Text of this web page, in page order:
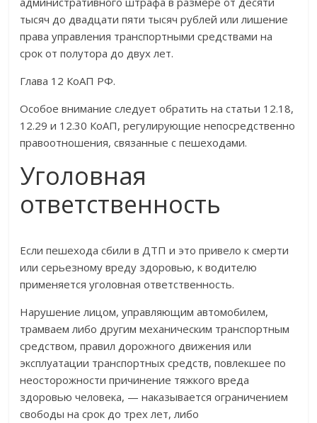
тысяч до двадцати пяти тысяч рублей или лишение
права управления транспортными средствами на
срок от полутора до двух лет.
Глава 12 КоАП РФ.
Особое внимание следует обратить на статьи 12.18,
12.29 и 12.30 КоАП, регулирующие непосредственно
правоотношения, связанные с пешеходами.
Уголовная
ответственность
Если пешехода сбили в ДТП и это привело к смерти
или серьезному вреду здоровью, к водителю
применяется уголовная ответственность.
Нарушение лицом, управляющим автомобилем,
трамваем либо другим механическим транспортным
средством, правил дорожного движения или
эксплуатации транспортных средств, повлекшее по
неосторожности причинение тяжкого вреда
здоровью человека, — наказывается ограничением
свободы на срок до трех лет, либо